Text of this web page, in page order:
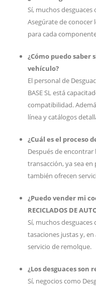
Sí, muchos
Asegúrate de conocer
para cada
¿Cómo puedo saber
vehículo?
El personal de
BASE SL está
compatibilidad.
línea y catálogos
¿Cuál es el proceso
Después de encontrar
transacción, ya sea en
también ofrecen
¿Puedo vender mi
RECICLADOS DE
Sí, muchos
tasaciones justas y,
servicio de remolque.
¿Los desguaces son
Sí, negocios como